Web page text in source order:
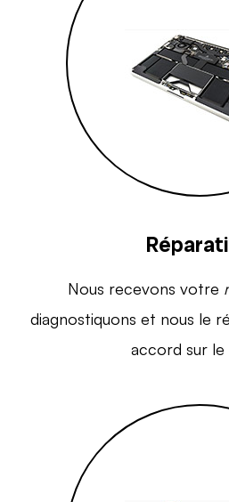
Nous recevons votre
diagnostiquons et nous le
accord sur le